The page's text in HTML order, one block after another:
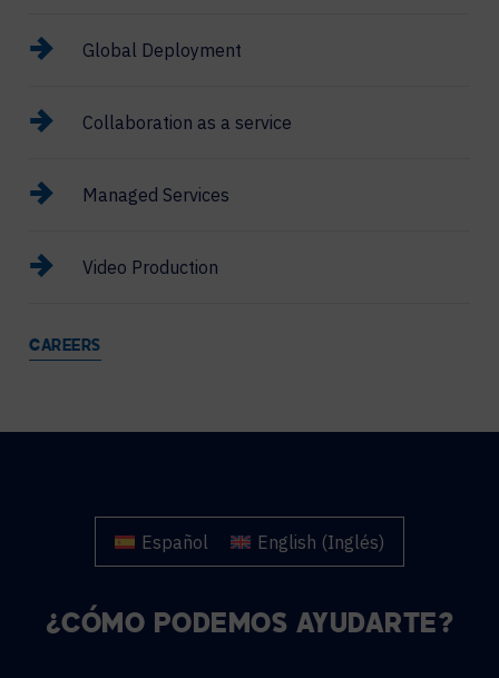
Global Deployment
Collaboration as a service
Managed Services
Video Production
CAREERS
Español English (Inglés)
¿CÓMO PODEMOS AYUDARTE?